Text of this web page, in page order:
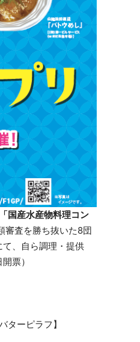
「国産水産物料理コン
審査を勝ち抜いた8団
、自ら調理・提供
票）
ーピラフ】